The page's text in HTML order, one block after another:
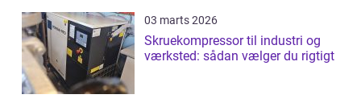
03 marts 2026
Skruekompressor til industri og
værksted: sådan vælger du rigtigt